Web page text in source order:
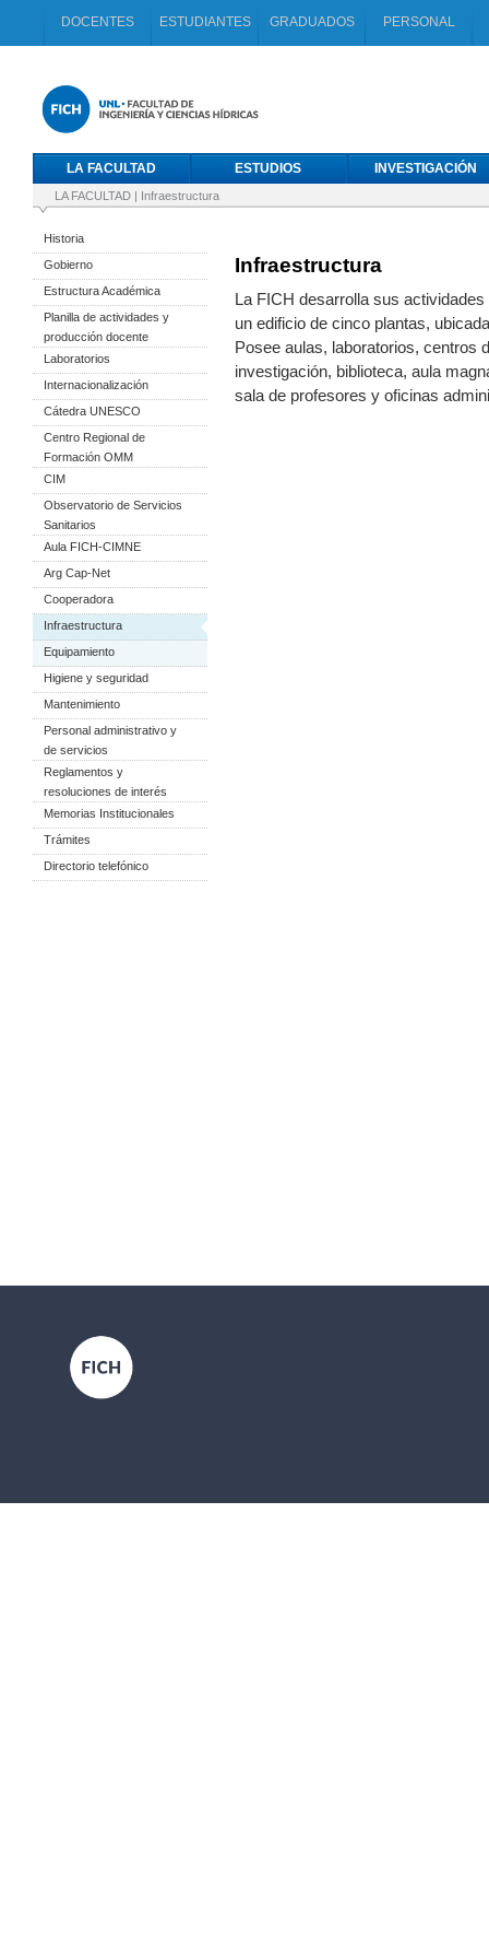
DOCENTES ESTUDIANTES GRADUADOS PERSONAL
LA FACULTAD ESTUDIOS INVESTIGACIÓN
LA FACULTAD | Infraestructura
Historia
Gobierno
Estructura Académica
Planilla de actividades y
producción docente
Laboratorios
Internacionalización
Cátedra UNESCO
Centro Regional de
Formación OMM
CIM
Observatorio de Servicios
Sanitarios
Aula FICH-CIMNE
Arg Cap-Net
Cooperadora
Infraestructura
Equipamiento
Higiene y seguridad
Mantenimiento
Personal administrativo y
de servicios
Reglamentos y
resoluciones de interés
Memorias Institucionales
Trámites
Directorio telefónico
Infraestructura
La FICH desarrolla sus
un edificio de cinco plantas,
Posee aulas, laboratorios, centros
investigación, biblioteca, aula
sala de profesores y oficinas